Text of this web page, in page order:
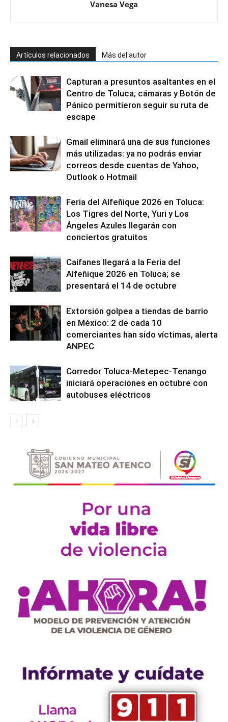
Vanesa Vega
Artículos relacionados Más del autor
Capturan a presuntos asaltantes en el
Centro de Toluca; cámaras y Botón de
Pánico permitieron seguir su ruta de
escape
Gmail eliminará una de sus funciones
más utilizadas: ya no podrás enviar
correos desde cuentas de Yahoo,
Outlook o Hotmail
Feria del Alfeñique 2026 en Toluca:
Los Tigres del Norte, Yuri y Los
Ángeles Azules llegarán con
conciertos gratuitos
Caifanes llegará a la Feria del
Alfeñique 2026 en Toluca; se
presentará el 14 de octubre
Extorsión golpea a tiendas de barrio
en México: 2 de cada 10
comerciantes han sido víctimas, alerta
ANPEC
Corredor Toluca-Metepec-Tenango
iniciará operaciones en octubre con
autobuses eléctricos